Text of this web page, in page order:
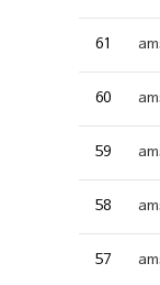
61
60
59
58
57